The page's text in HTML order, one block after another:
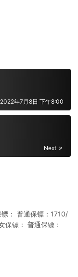
2022年7月8日 下午8:00
Next
： 普通保镖：1710/
保镖： 普通保镖：